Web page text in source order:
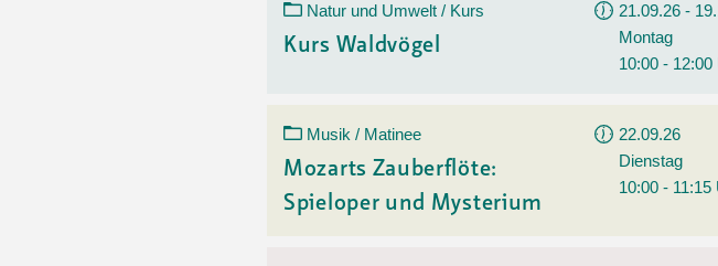
Natur und Umwelt / Kurs
Kurs Waldvögel
21.09.26 -
Montag
10:00 - 12:00
Musik / Matinee
Mozarts Zauberflöte:
Spieloper und Mysterium
22.09.26
Dienstag
10:00 - 11:15